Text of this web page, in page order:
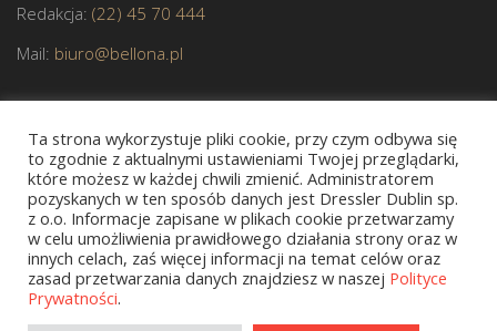
Redakcja: (22) 45 70 444
Mail: biuro@bellona.pl
JESTEŚMY CZŁONKIEM POLSKIEJ IZBY KSIĄŻKI
Ta strona wykorzystuje pliki cookie, przy czym odbywa się
to zgodnie z aktualnymi ustawieniami Twojej przeglądarki,
które możesz w każdej chwili zmienić. Administratorem
pozyskanych w ten sposób danych jest Dressler Dublin sp.
z o.o. Informacje zapisane w plikach cookie przetwarzamy
w celu umożliwienia prawidłowego działania strony oraz w
innych celach, zaś więcej informacji na temat celów oraz
zasad przetwarzania danych znajdziesz w naszej Polityce
Prywatności.